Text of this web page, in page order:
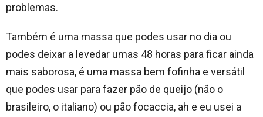
problemas.
Também é uma massa que podes usar no dia ou
podes deixar a levedar umas 48 horas para ficar ainda
mais saborosa, é uma massa bem fofinha e versátil
que podes usar para fazer pão de queijo (não o
brasileiro, o italiano) ou pão focaccia, ah e eu usei a